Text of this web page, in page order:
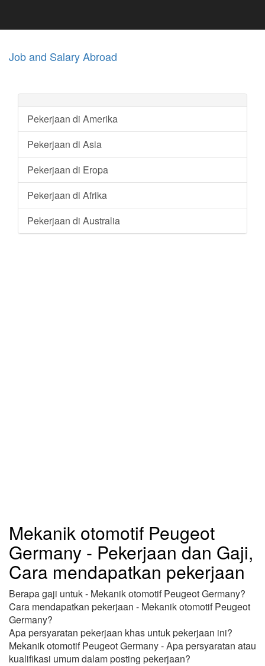
Job and Salary Abroad
Pekerjaan di Amerika
Pekerjaan di Asia
Pekerjaan di Eropa
Pekerjaan di Afrika
Pekerjaan di Australia
Mekanik otomotif Peugeot
Germany - Pekerjaan dan Gaji,
Cara mendapatkan pekerjaan
Berapa gaji untuk - Mekanik otomotif Peugeot Germany?
Cara mendapatkan pekerjaan - Mekanik otomotif Peugeot
Germany?
Apa persyaratan pekerjaan khas untuk pekerjaan ini?
Mekanik otomotif Peugeot Germany - Apa persyaratan atau
kualifikasi umum dalam posting pekerjaan?